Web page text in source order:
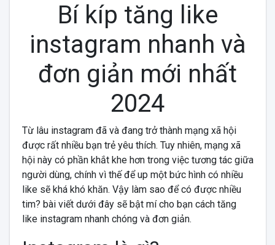
Bí kíp tăng like
instagram nhanh và
đơn giản mới nhất
2024
Từ lâu instagram đã và đang trở thành mạng xã hội
được rất nhiều bạn trẻ yêu thích. Tuy nhiên, mạng xã
hội này có phần khắt khe hơn trong việc tương tác giữa
người dùng, chính vì thế để up một bức hình có nhiều
like sẽ khá khó khăn. Vậy làm sao để có được nhiều
tim? bài viết dưới đây sẽ bật mí cho bạn cách tăng
like instagram nhanh chóng và đơn giản.